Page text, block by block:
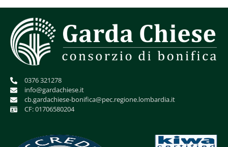
0376 321278
info@gardachiese.it
cb.gardachiese-bonifica@pec.regione.lombardia.it
CF: 01706580204